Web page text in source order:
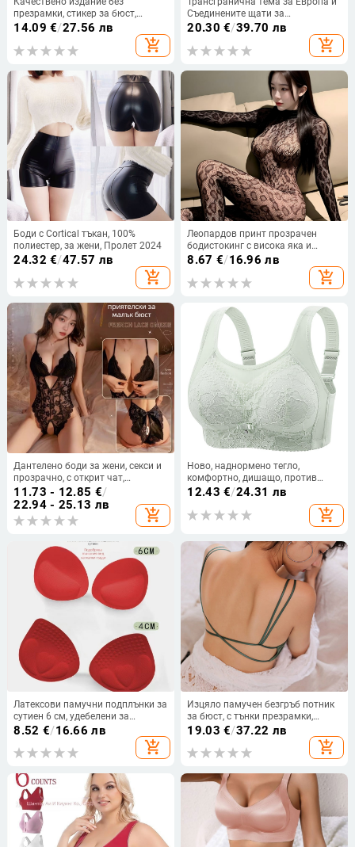
презрамки, стикер за бюст,
неплъзгащо се бельо, сватбена
рокля, без следи, секси, голям
гръб, събиране, скрито
14.09 €/27.56 лв
add_shopping_cart
Съединените щати за
експлозивна висококачествена
гладка текстура, събрана със
стоманен пръстен против
20.30 €/39.70 лв
add_shopping_cart
Боди с Cortical тъкан, 100%
полиестер, за жени, Пролет 2024
24.32 €/47.57 лв
add_shopping_cart
Леопардов принт прозрачен
бодистокинг с висока яка и
открит гръб, полиестер 80–90%,
8.67 €/16.96 лв
add_shopping_cart
Дантелено боди за жени, секси и
прозрачно, с открит чат,
полиестер 80–90%, пролет 2025
11.73 - 12.85 €/
22.94 - 25.13 лв
add_shopping_cart
Ново, наднормено тегло,
комфортно, дишащо, против
бягане, леко, без тръбички, без
стоманени пръстени, красив гръб,
сутиен без стоманени пръстени
12.43 €/24.31 лв
add_shopping_cart
Латексови памучни подплънки за
сутиен 6 см, удебелени за
събиране на малък бюст,
подчертаващи красотата на
гърба, резервни гъбени вложки,
8.52 €/16.66 лв
add_shopping_cart
Изцяло памучен безгръб потник
за бюст, с тънки презрамки,
пълна чашка, дишащ дизайн
19.03 €/37.22 лв
add_shopping_cart